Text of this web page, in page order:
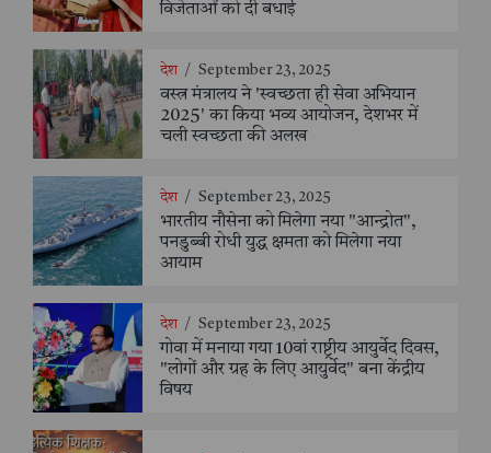
विजेताओं को दी बधाई
देश / September 23, 2025
वस्त्र मंत्रालय ने 'स्वच्छता ही सेवा अभियान
2025' का किया भव्य आयोजन, देशभर में
चली स्वच्छता की अलख
देश / September 23, 2025
भारतीय नौसेना को मिलेगा नया "आन्द्रोत",
पनडुब्बी रोधी युद्ध क्षमता को मिलेगा नया
आयाम
देश / September 23, 2025
गोवा में मनाया गया 10वां राष्ट्रीय आयुर्वेद दिवस,
"लोगों और ग्रह के लिए आयुर्वेद" बना केंद्रीय
विषय